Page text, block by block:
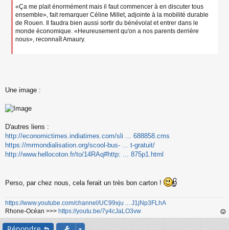
«Ça me plait énormément mais il faut commencer à en discuter tous
ensemble», fait remarquer Céline Millet, adjointe à la mobilité durable
de Rouen. Il faudra bien aussi sortir du bénévolat et entrer dans le
monde économique. «Heureusement qu'on a nos parents derrière
nous», reconnaît Amaury.
Une image :
D'autres liens :
http://economictimes.indiatimes.com/sli ... 688858.cms
https://mrmondialisation.org/scool-bus- ... t-gratuit/
http://www.hellocoton.fr/to/14RAq#http: ... 875p1.html
Perso, par chez nous, cela ferait un très bon carton !
https://www.youtube.com/channel/UC99xju ... J1jNp3FLhA
Rhone-Océan >>> https://youtu.be/7y4cJaLO3vw
au